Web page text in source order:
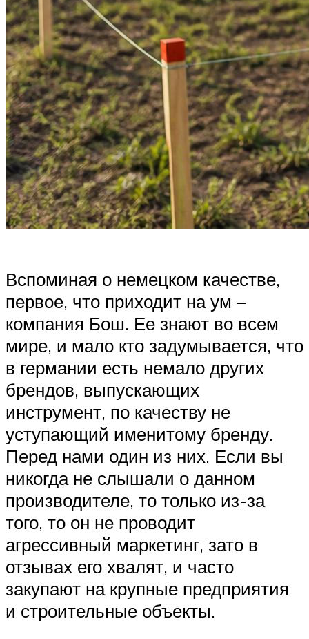
Вспоминая о немецком качестве,
первое, что приходит на ум –
компания Бош. Ее знают во всем
мире, и мало кто задумывается, что
в германии есть немало других
брендов, выпускающих
инструмент, по качеству не
уступающий именитому бренду.
Перед нами один из них. Если вы
никогда не слышали о данном
производителе, то только из-за
того, то он не проводит
агрессивный маркетинг, зато в
отзывах его хвалят, и часто
закупают на крупные предприятия
и строительные объекты.